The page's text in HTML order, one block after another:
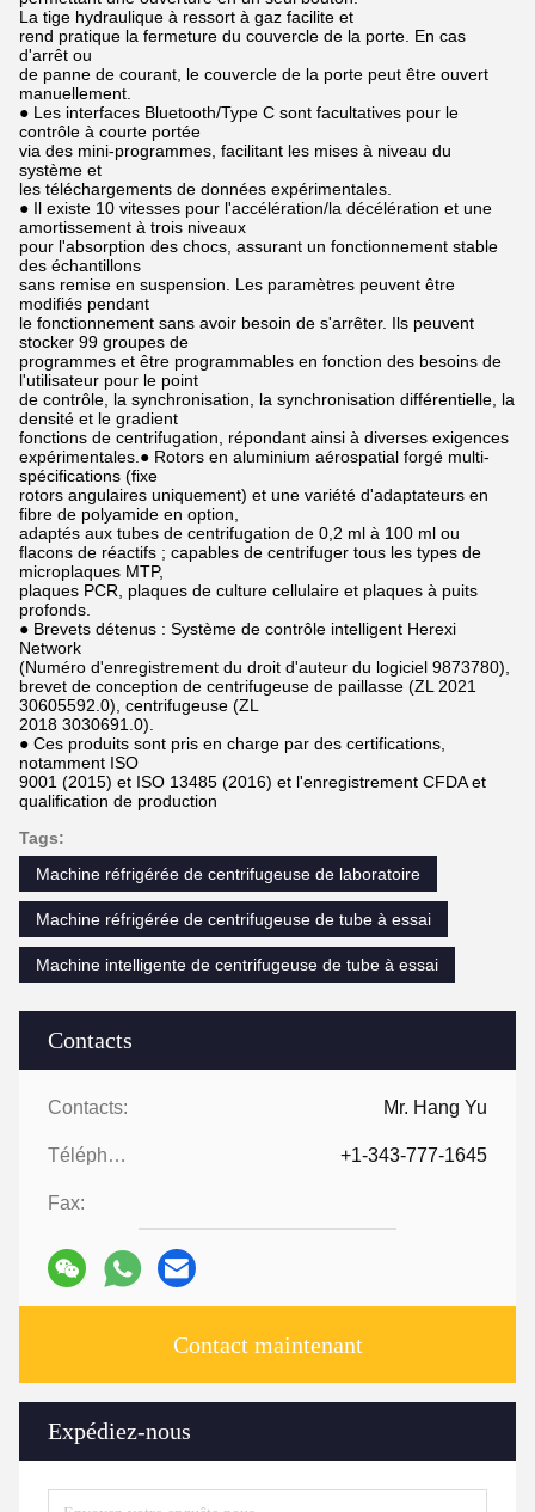
Contacts
Contacts: Mr. Hang Yu
Téléphone :: +1-343-777-1645
Fax:
Contact maintenant
Expédiez-nous
La tige hydraulique à ressort à gaz facilite et
rend pratique la fermeture du couvercle de la porte. En cas
d'arrêt ou
de panne de courant, le couvercle de la porte peut être ouvert
manuellement.
● Les interfaces Bluetooth/Type C sont facultatives pour le
contrôle à courte portée
via des mini-programmes, facilitant les mises à niveau du
système et
les téléchargements de données expérimentales.
● Il existe 10 vitesses pour l'accélération/la décélération et une
amortissement à trois niveaux
pour l'absorption des chocs, assurant un fonctionnement stable
des échantillons
sans remise en suspension. Les paramètres peuvent être
modifiés pendant
le fonctionnement sans avoir besoin de s'arrêter. Ils peuvent
stocker 99 groupes de
programmes et être programmables en fonction des besoins de
l'utilisateur pour le point
de contrôle, la synchronisation, la synchronisation différentielle, la
densité et le gradient
fonctions de centrifugation, répondant ainsi à diverses exigences
expérimentales.● Rotors en aluminium aérospatial forgé multi-
spécifications (fixe
rotors angulaires uniquement) et une variété d'adaptateurs en
fibre de polyamide en option,
adaptés aux tubes de centrifugation de 0,2 ml à 100 ml ou
flacons de réactifs ; capables de centrifuger tous les types de
microplaques MTP,
plaques PCR, plaques de culture cellulaire et plaques à puits
profonds.
● Brevets détenus : Système de contrôle intelligent Herexi
Network
(Numéro d'enregistrement du droit d'auteur du logiciel 9873780),
brevet de conception de centrifugeuse de paillasse (ZL 2021
30605592.0), centrifugeuse (ZL
2018 3030691.0).
● Ces produits sont pris en charge par des certifications,
notamment ISO
9001 (2015) et ISO 13485 (2016) et l'enregistrement CFDA et
qualification de production
Tags:
Machine réfrigérée de centrifugeuse de laboratoire
Machine réfrigérée de centrifugeuse de tube à essai
Machine intelligente de centrifugeuse de tube à essai